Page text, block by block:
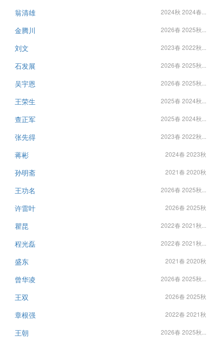
翁清雄 2024秋 2024春...
金腾川 2026春 2025秋...
刘文 2023春 2022秋...
石发展 2026春 2025秋...
吴宇恩 2026春 2025秋...
王荣生 2025春 2024秋...
查正军 2025春 2024秋...
张先得 2023春 2022秋...
蒋彬 2024春 2023秋
孙明斋 2021春 2020秋
王功名 2026春 2025秋...
许雷叶 2026春 2025秋
瞿昆 2022春 2021秋...
程光磊 2022春 2021秋...
盛东 2021春 2020秋
曾华凌 2026春 2025秋...
王双 2026春 2025秋
章根强 2022春 2021秋
王朝 2026春 2025秋...